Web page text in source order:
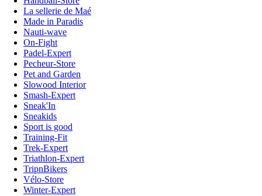
La sellerie de Maé
Made in Paradis
Nauti-wave
On-Fight
Padel-Expert
Pecheur-Store
Pet and Garden
Slowood Interior
Smash-Expert
Sneak'In
Sneakids
Sport is good
Training-Fit
Trek-Expert
Triathlon-Expert
TripnBikers
Vélo-Store
Winter-Expert